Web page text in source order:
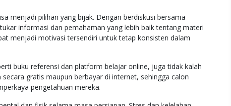
menjadi pilihan yang bijak. Dengan berdiskusi bersama
informasi dan pemahaman yang lebih baik tentang materi
menjadi motivasi tersendiri untuk tetap konsisten dalam
buku referensi dan platform belajar online, juga tidak kalah
gratis maupun berbayar di internet, sehingga calon
pengetahuan mereka.